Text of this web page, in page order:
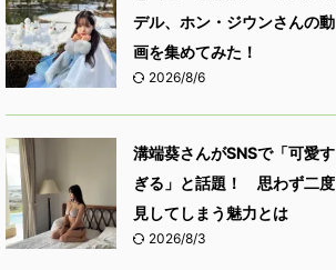
デル、ホン・ジウンさんの動
画を集めてみた！
2026/8/6
溝端葵さんがSNSで「可愛す
ぎる」と話題！ 思わず二度
見してしまう魅力とは
2026/8/3